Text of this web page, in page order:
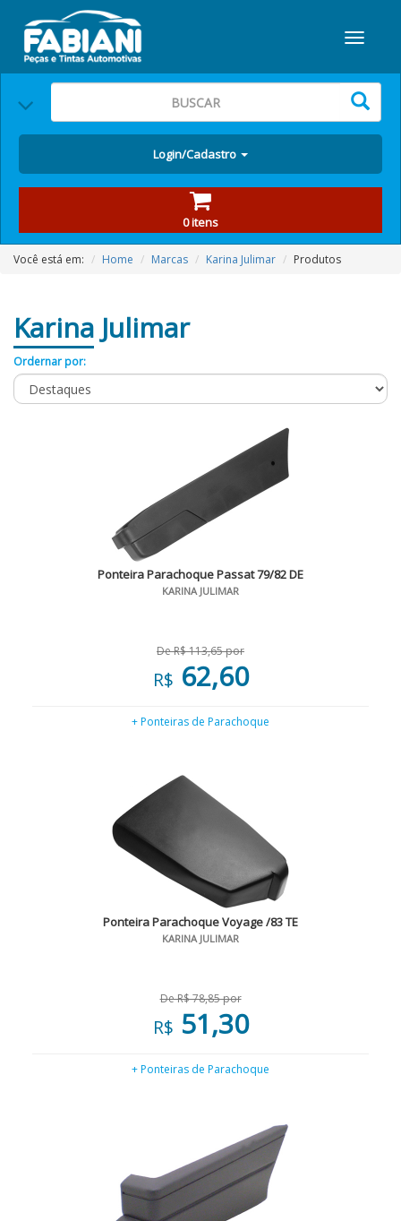
Login/Cadastro
0 itens
Você está em: Home Marcas Karina Julimar Produtos
Karina Julimar
Ordernar por:
Ponteira Parachoque Passat 79/82 DE
KARINA JULIMAR
De R$ 113,65 por
R$ 62,60
+ Ponteiras de Parachoque
Ponteira Parachoque Voyage /83 TE
KARINA JULIMAR
De R$ 78,85 por
R$ 51,30
+ Ponteiras de Parachoque